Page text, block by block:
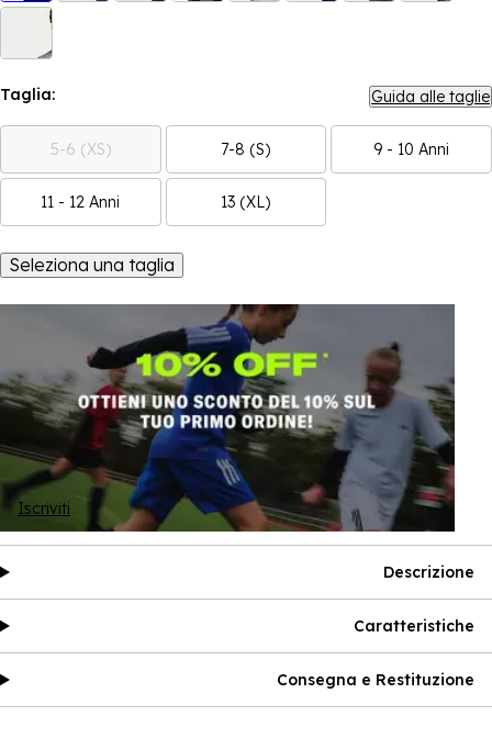
Taglia: Guida alle taglie
5-6 (XS) 7-8 (S) 9 - 10 Anni
11 - 12 Anni 13 (XL)
Seleziona una taglia
Iscriviti
Descrizione
Caratteristiche
Consegna e Restituzione